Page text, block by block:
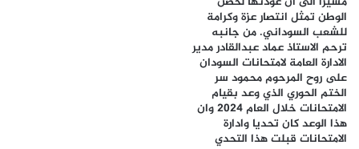
الوطن تمثل انتصار عزة وكرامة
للشعب السوداني. من جانبه
ترحم الاستاذ عماد عبدالقادر مدير
الادارة العامة لامتحانات السودان
على روح المرحوم محمود سر
الختم الحوري الذي وعد بقيام
الامتحانات خلال العام 2024 وان
هذا الوعد كان تحديا وادارة
الامتحانات قبلت هذا التحدي